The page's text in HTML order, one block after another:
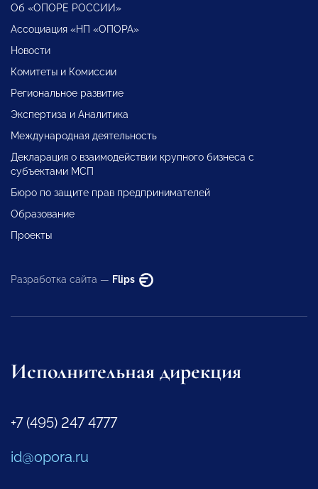
Об «ОПОРЕ РОССИИ»
Ассоциация «НП «ОПОРА»
Новости
Комитеты и Комиссии
Региональное развитие
Экспертиза и Аналитика
Международная деятельность
Декларация о взаимодействии крупного бизнеса с
субъектами МСП
Бюро по защите прав предпринимателей
Образование
Проекты
Разработка сайта — Flips
Исполнительная дирекция
+7 (495) 247 4777
id@opora.ru